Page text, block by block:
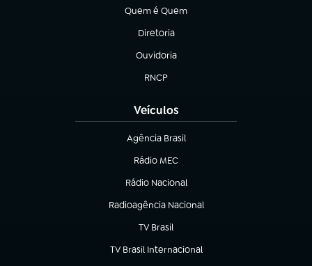
Quem é Quem
(abre em nova aba)
Diretoria
(abre em nova aba)
Ouvidoria
(abre em nova aba)
RNCP
(abre em nova aba)
Veículos
Agência Brasil
(abre em nova aba)
Rádio MEC
(abre em nova aba)
Rádio Nacional
Radioagência Nacional
(abre em nova aba)
TV Brasil
(abre em nova aba)
TV Brasil Internacional
(abre em nova aba)